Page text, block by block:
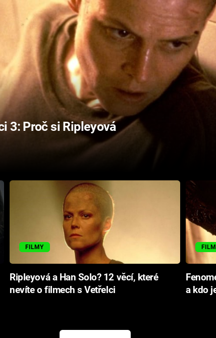
3: Proč si Ripleyová
FILMY
Ripleyová a Han Solo? 12 věcí, které
nevíte o filmech s Vetřelci
a kdo